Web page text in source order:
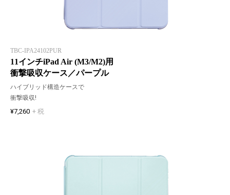
TBC-IPA24102PUR
11インチiPad Air (M3/M2)用
衝撃吸収ケース／パープル
ハイブリッド構造ケースで
衝撃吸収!
¥7,260 + 税